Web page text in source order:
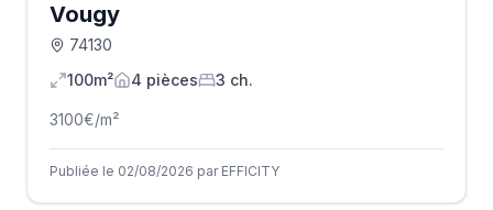
Vougy
74130
100m²
4 pièces 3 ch.
3100€/m²
Publiée le 02/08/2026 par EFFICITY